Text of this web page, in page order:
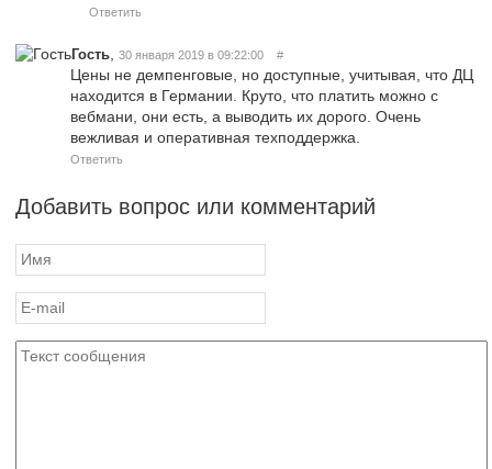
Ответить
Гость 30 января 2019 в 09:22:00 #
Цены не демпенговые, но доступные, учитывая, что ДЦ
находится в Германии. Круто, что платить можно с
вебмани, они есть, а выводить их дорого. Очень
вежливая и оперативная техподдержка.
Ответить
Добавить вопрос или комментарий